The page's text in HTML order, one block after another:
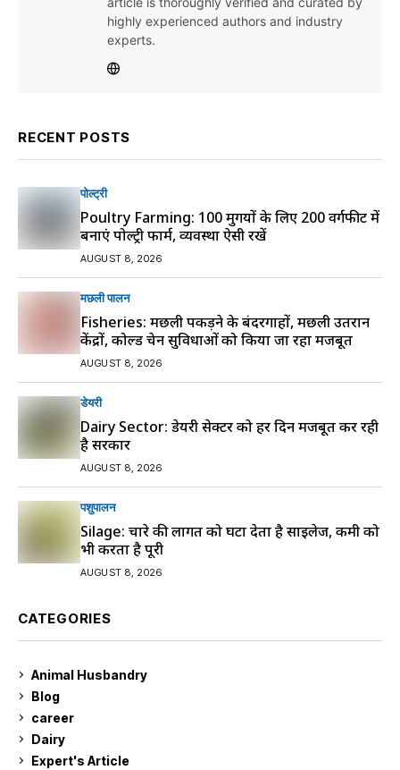
highly experienced authors and industry
experts.
RECENT POSTS
पोल्ट्री
Poultry Farming: 100 मुर्गियों के लिए 200 वर्गफीट में
बनाएं पोल्ट्री फार्म, व्यवस्था ऐसी रखें
AUGUST 8, 2026
मछली पालन
Fisheries: मछली पकड़ने के बंदरगाहों, मछली उतरान
केंद्रों, कोल्ड चेन सुविधाओं को किया जा रहा मजबूत
AUGUST 8, 2026
डेयरी
Dairy Sector: डेयरी सेक्टर को हर दिन मजबूत कर रही
है सरकार
AUGUST 8, 2026
पशुपालन
Silage: चारे की लागत को घटा देता है साइलेज, कमी को
भी करता है पूरी
AUGUST 8, 2026
CATEGORIES
Animal Husbandry
Blog
career
Dairy
Expert's Article